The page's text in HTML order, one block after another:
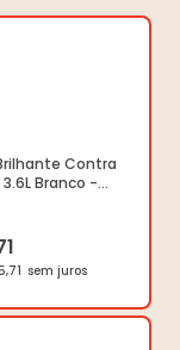
Contra
Branco -